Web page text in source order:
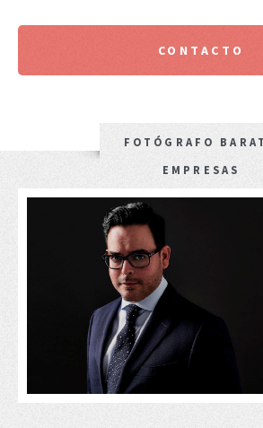
CONTACTO
FOTÓGRAFO
EMPRESAS